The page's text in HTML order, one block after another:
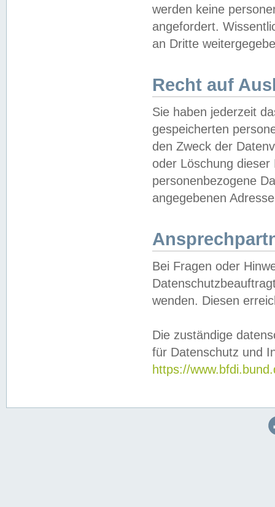
werden keine
angefordert.
an Dritte
Recht auf
Sie haben jederzeit
gespeicherten
den Zweck der
oder Löschung
personenbezogene
angegebenen
Bei Fragen oder
wenden. Diesen
Die zuständige
für Datenschutz und
https://